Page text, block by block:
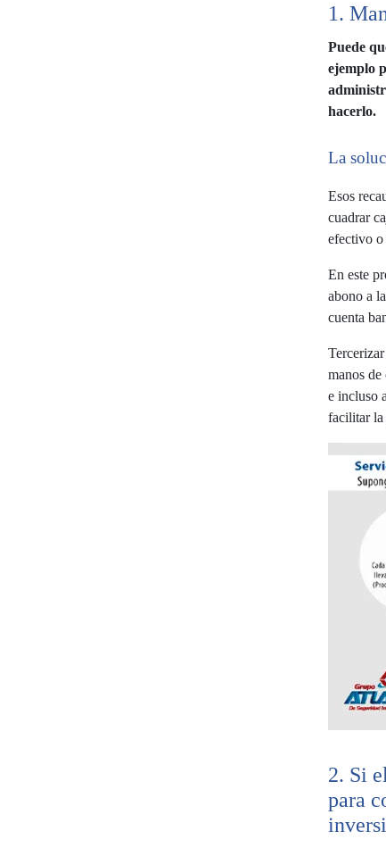
1.
Puede
ejemplo
hacerlo.
La
Esos
cuadrar
efectivo o
En este
abono a
cuenta
manos
e incluso
facilitar la
2. Si
para